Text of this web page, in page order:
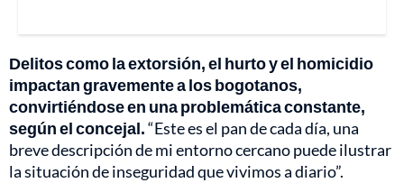
Delitos como la extorsión, el hurto y el homicidio
impactan gravemente a los bogotanos,
convirtiéndose en una problemática constante,
según el concejal.“Este es el pan de cada día, una
breve descripción de mi entorno cercano puede ilustrar
la situación de inseguridad que vivimos a diario”.